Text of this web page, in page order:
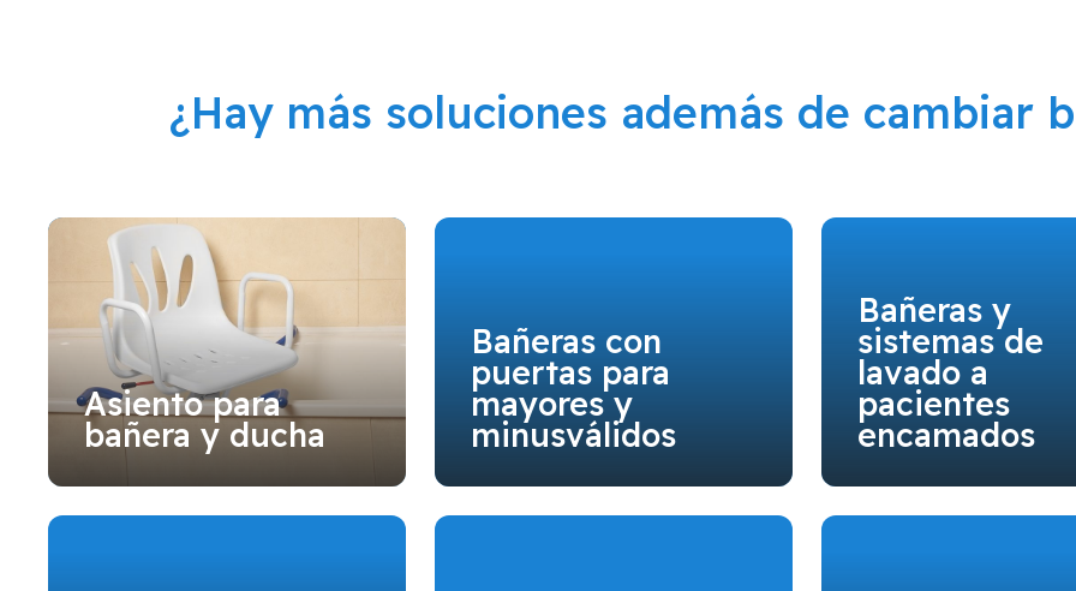
¿Hay más soluciones además de cambiar
Asiento para
bañera y ducha
Bañeras con
puertas para
mayores y
minusválidos
Bañeras y
sistemas de
lavado a
pacientes
encamados